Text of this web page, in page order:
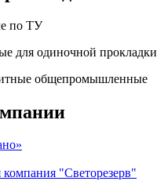
по ТУ
для одиночной прокладки
общепромышленные
компания "Светорезерв"